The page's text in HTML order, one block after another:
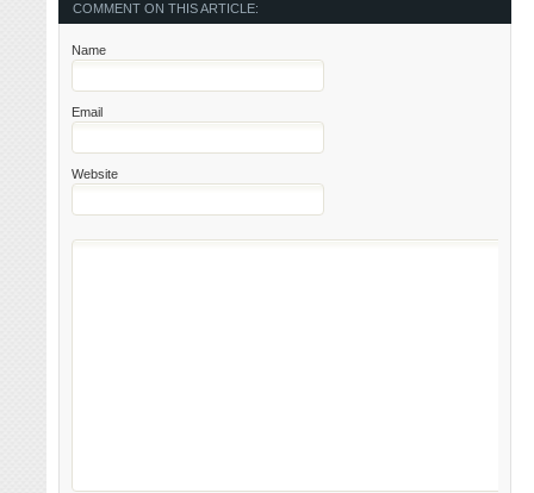
COMMENT ON THIS ARTICLE:
Name
Email
Website